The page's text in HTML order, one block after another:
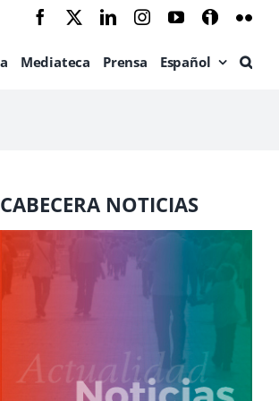
Facebook LinkedInInstagramYouTube
Ivoox
Mediateca Prensa Español
CABECERA NOTICIAS